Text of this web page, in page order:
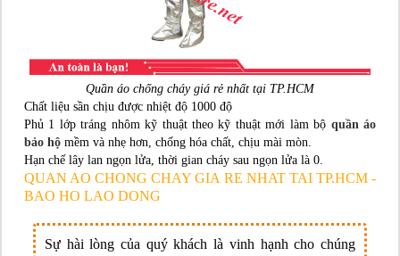
Quần áo chống cháy giá rẻ nhất tại TP.HCM
Chất liệu sần chịu được nhiệt độ 1000 độ
Phủ 1 lớp tráng nhôm kỹ thuật theo kỹ thuật mới làm bộ quần áo
bảo hộ mềm và nhẹ hơn, chống hóa chất, chịu mài mòn.
Hạn chế lây lan ngọn lửa, thời gian cháy sau ngọn lửa là 0.
QUAN AO CHONG CHAY GIA RE NHAT TAI TP.HCM -
BAO HO LAO DONG
Sự hài lòng của quý khách là vinh hạnh cho chúng